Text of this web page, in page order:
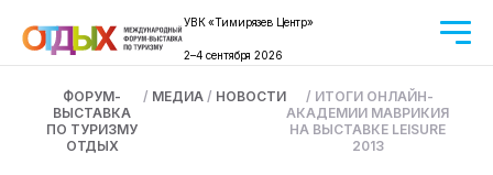
УВК «Тимирязев Центр»
2–4 сентября 2026
ФОРУМ-
ВЫСТАВКА
ПО ТУРИЗМУ
ОТДЫХ
/ МЕДИА / НОВОСТИ / ИТОГИ ОНЛАЙН-
АКАДЕМИИ МАВРИКИЯ
НА ВЫСТАВКЕ LEISURE
2013